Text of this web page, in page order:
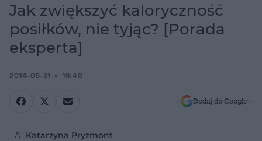
posiłków, nie tyjąc? [Porada eksperta]
Jak zwiększyć kaloryczność
posiłków, nie tyjąc? [Porada
eksperta]
2014-05-31 16:40
Dodaj do Google
Katarzyna Pryzmont